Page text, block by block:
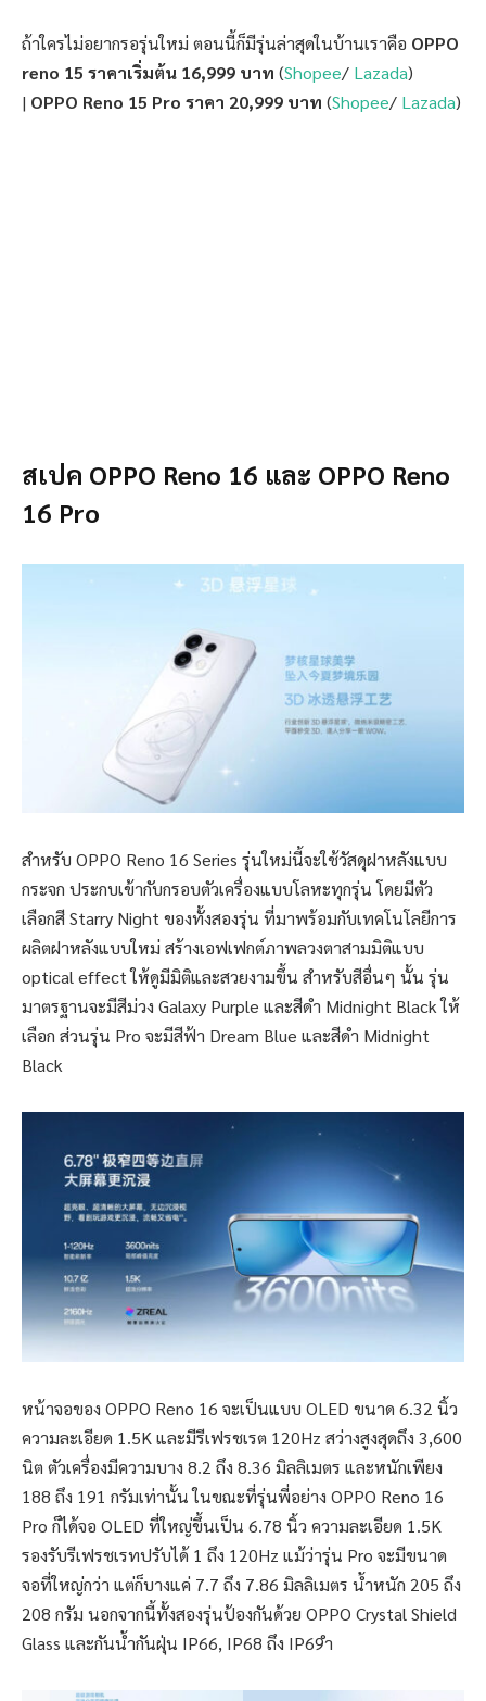
ถ้าใครไม่อยากรอรุ่นใหม่ ตอนนี้ก็มีรุ่นล่าสุดในบ้านเราคือ OPPO
reno 15 ราคาเริ่มต้น 16,999 บาท (Shopee/ Lazada)
| OPPO Reno 15 Pro ราคา 20,999 บาท (Shopee/ Lazada)
สเปค OPPO Reno 16 และ OPPO Reno
16 Pro
สำหรับ OPPO Reno 16 Series รุ่นใหม่นี้จะใช้วัสดุฝาหลังแบบ
กระจก ประกบเข้ากับกรอบตัวเครื่องแบบโลหะทุกรุ่น โดยมีตัว
เลือกสี Starry Night ของทั้งสองรุ่น ที่มาพร้อมกับเทคโนโลยีการ
ผลิตฝาหลังแบบใหม่ สร้างเอฟเฟกต์ภาพลวงตาสามมิติแบบ
optical effect ให้ดูมีมิติและสวยงามขึ้น สำหรับสีอื่นๆ นั้น รุ่น
มาตรฐานจะมีสีม่วง Galaxy Purple และสีดำ Midnight Black ให้
เลือก ส่วนรุ่น Pro จะมีสีฟ้า Dream Blue และสีดำ Midnight
Black
หน้าจอของ OPPO Reno 16 จะเป็นแบบ OLED ขนาด 6.32 นิ้ว
ความละเอียด 1.5K และมีรีเฟรชเรต 120Hz สว่างสูงสุดถึง 3,600
นิต ตัวเครื่องมีความบาง 8.2 ถึง 8.36 มิลลิเมตร และหนักเพียง
188 ถึง 191 กรัมเท่านั้น ในขณะที่รุ่นพี่อย่าง OPPO Reno 16
Pro ก็ได้จอ OLED ที่ใหญ่ขึ้นเป็น 6.78 นิ้ว ความละเอียด 1.5K
รองรับรีเฟรชเรทปรับได้ 1 ถึง 120Hz แม้ว่ารุ่น Pro จะมีขนาด
จอที่ใหญ่กว่า แต่ก็บางแค่ 7.7 ถึง 7.86 มิลลิเมตร น้ำหนัก 205 ถึง
208 กรัม นอกจากนี้ทั้งสองรุ่นป้องกันด้วย OPPO Crystal Shield
Glass และกันน้ำกันฝุ่น IP66, IP68 ถึง IP69ำ